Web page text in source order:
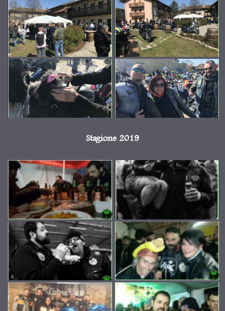
Stagione 2019